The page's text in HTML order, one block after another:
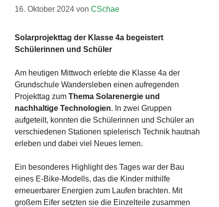
16. Oktober 2024 von CSchae
Solarprojekttag der Klasse 4a begeistert
Schülerinnen und Schüler
Am heutigen Mittwoch erlebte die Klasse 4a der
Grundschule Wandersleben einen aufregenden
Projekttag zum Thema Solarenergie und
nachhaltige Technologien. In zwei Gruppen
aufgeteilt, konnten die Schülerinnen und Schüler an
verschiedenen Stationen spielerisch Technik hautnah
erleben und dabei viel Neues lernen.
Ein besonderes Highlight des Tages war der Bau
eines E-Bike-Modells, das die Kinder mithilfe
erneuerbarer Energien zum Laufen brachten. Mit
großem Eifer setzten sie die Einzelteile zusammen